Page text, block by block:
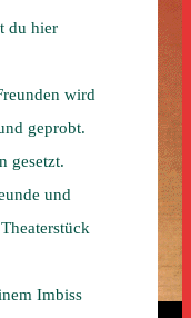
du hier
wird
geprobt.
gesetzt.
und
Imbiss